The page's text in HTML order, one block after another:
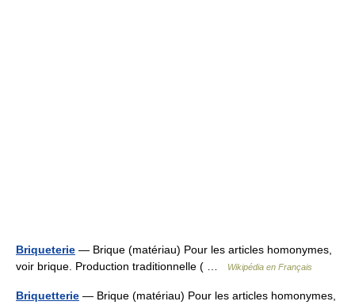
Briqueterie — Brique (matériau) Pour les articles homonymes,
voir brique. Production traditionnelle ( …
Wikipédia en Français
Briquetterie — Brique (matériau) Pour les articles homonymes,